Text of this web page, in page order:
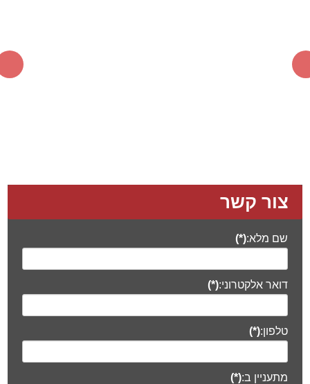
צור קשר
שם מלא:(*)
דואר אלקטרוני:(*)
טלפון:(*)
מתעניין ב:(*)